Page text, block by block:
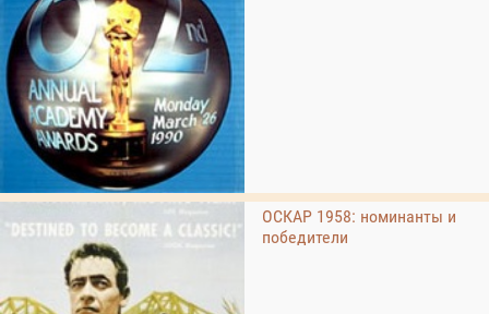
ОСКАР 1958: номинанты и
победители